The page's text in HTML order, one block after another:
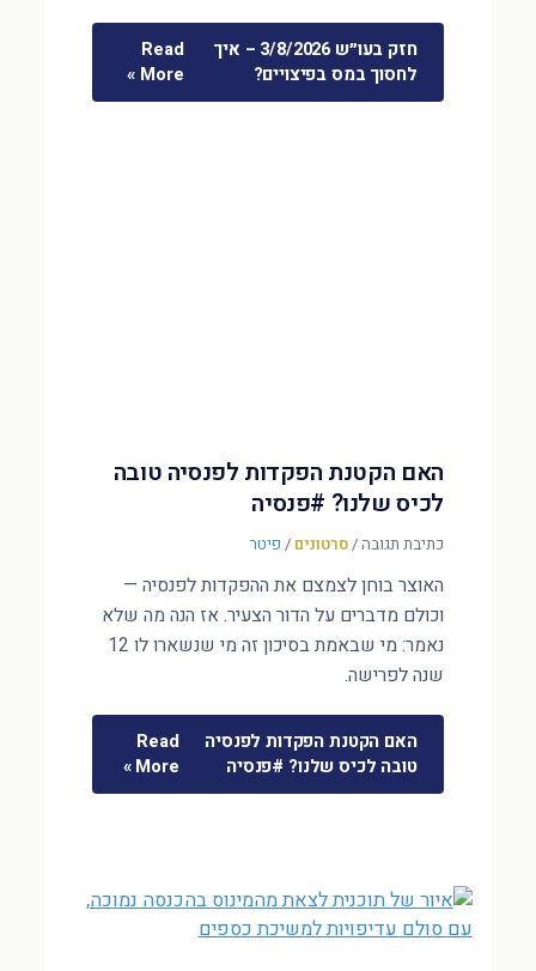
חזק בעו״ש 3/8/2026 – איך
לחסוך במס בפיצויים?
Read
More »
האם הקטנת הפקדות לפנסיה טובה
לכיס שלנו? #פנסיה
כתיבת תגובה/סרטונים / פיטר
האוצר בוחן לצמצם את ההפקדות לפנסיה —
וכולם מדברים על הדור הצעיר. אז הנה מה שלא
נאמר: מי שבאמת בסיכון זה מי שנשארו לו 12
שנה לפרישה.
האם הקטנת הפקדות לפנסיה
טובה לכיס שלנו? #פנסיה
Read
More »